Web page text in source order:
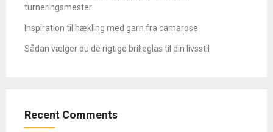
turneringsmester
Inspiration til hækling med garn fra camarose
Sådan vælger du de rigtige brilleglas til din livsstil
Recent Comments